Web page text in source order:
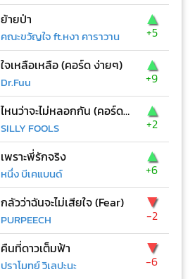
ย้ายป่า
คณะขวัญใจ ft.หงา คาราวาน
▲
+5
ใจเหลือเหลือ (คอร์ด ง่ายๆ)
Dr.Fuu
▲
+9
ไหนว่าจะไม่หลอกกัน (คอร์ด ง่ายๆ)
SILLY FOOLS
▲
+2
เพราะพี่รักจริง
หนึ่ง บีเคแบนด์
▲
+6
กลัวว่าฉันจะไม่เสียใจ (Fear)
PURPEECH
▼
-2
คืนที่ดาวเต็มฟ้า
ปราโมทย์ วิเลปะนะ
▼
-6